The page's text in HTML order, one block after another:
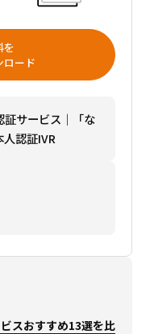
を
ロード
証サービス｜「な
認証IVR
スおすすめ13選を比